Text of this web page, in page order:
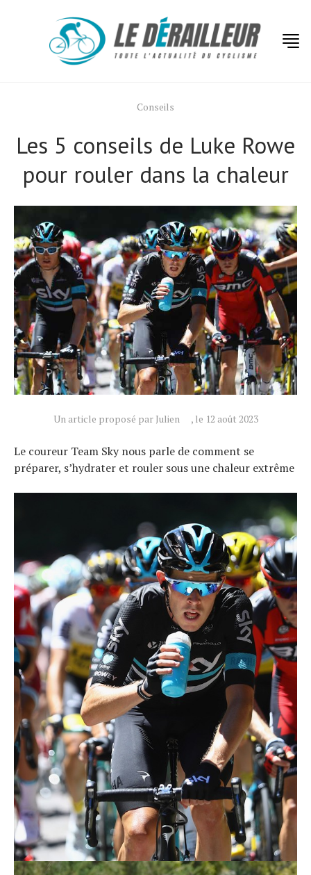
Conseils
Les 5 conseils de Luke Rowe
pour rouler dans la chaleur
Un article proposé par Julien , le 12 août 2023
Le coureur Team Sky nous parle de comment se
préparer, s’hydrater et rouler sous une chaleur extrême
Actualités
Technologies